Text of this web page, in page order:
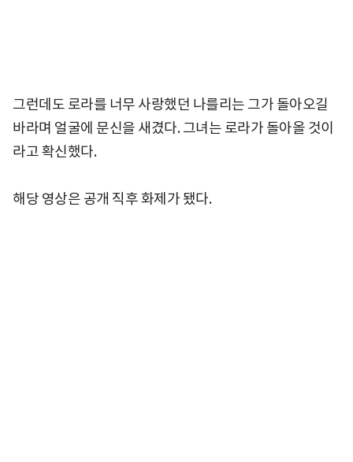
그런데도 로라를 너무 사랑했던 나를리는 그가 돌아오길
바라며 얼굴에 문신을 새겼다. 그녀는 로라가 돌아올 것이
라고 확신했다.
해당 영상은 공개 직후 화제가 됐다.